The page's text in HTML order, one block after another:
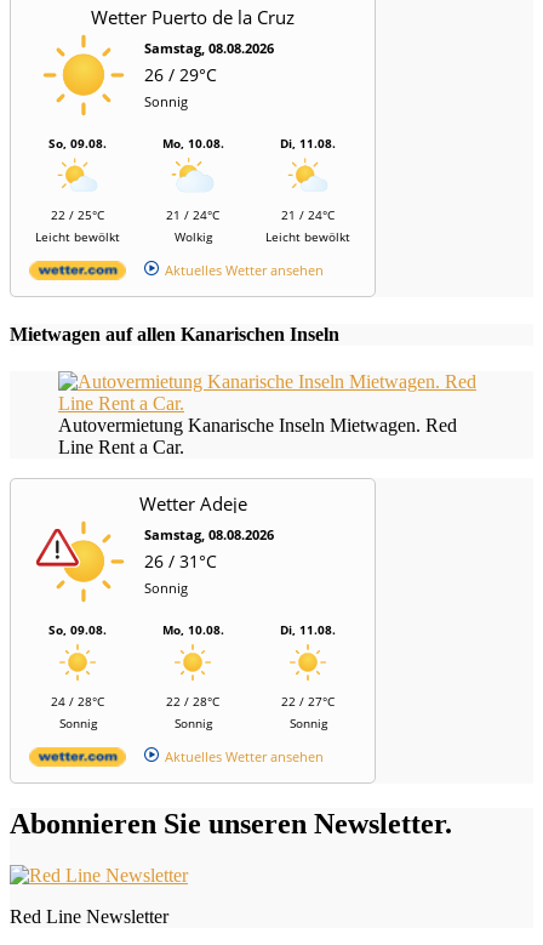
Wetter Puerto de la Cruz
Samstag, 08.08.2026
26 / 29°C
Sonnig
So, 09.08.
22 / 25°C
Leicht bewölkt
Mo, 10.08.
21 / 24°C
Wolkig
Di, 11.08.
21 / 24°C
Leicht bewölkt
Aktuelles Wetter ansehen
Mietwagen auf allen Kanarischen Inseln
Autovermietung Kanarische Inseln Mietwagen. Red
Line Rent a Car.
Wetter Adeje
Samstag, 08.08.2026
26 / 31°C
Sonnig
So, 09.08.
24 / 28°C
Sonnig
Mo, 10.08.
22 / 28°C
Sonnig
Di, 11.08.
22 / 27°C
Sonnig
Aktuelles Wetter ansehen
Abonnieren Sie unseren Newsletter.
Red Line Newsletter